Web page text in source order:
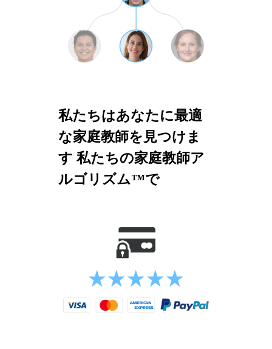
私たちはあなたに最適
な家庭教師を見つけま
す 私たちの家庭教師ア
ルゴリズム™で